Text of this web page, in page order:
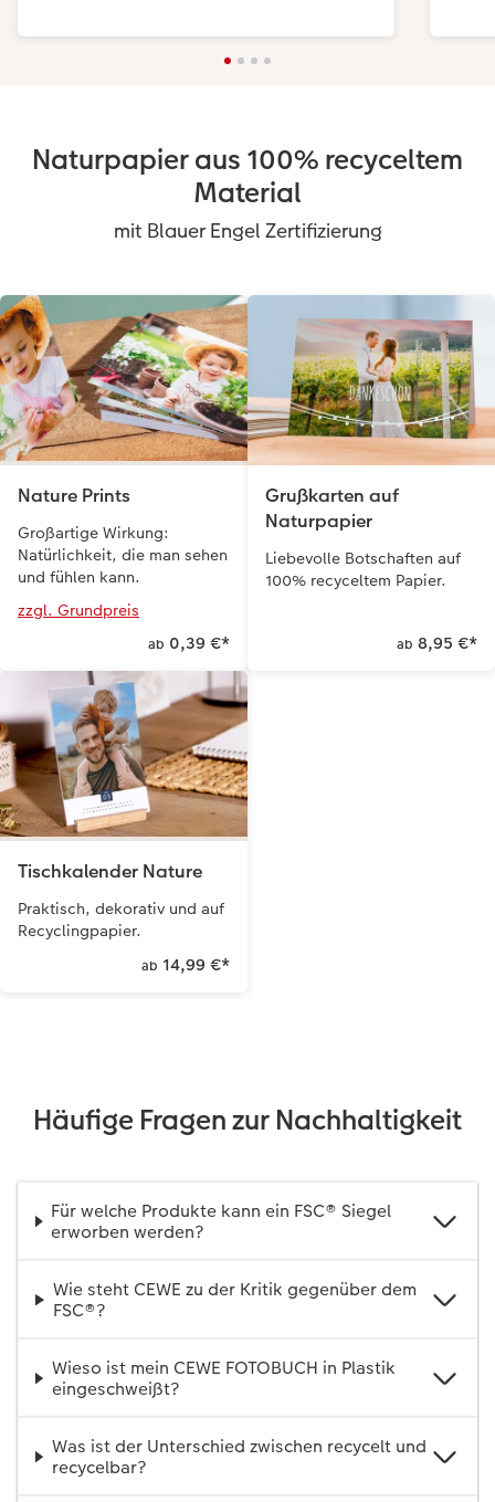
Naturpapier aus 100% recyceltem
Material
mit Blauer Engel Zertifizierung
Nature Prints
Großartige Wirkung:
Natürlichkeit, die man sehen
und fühlen kann.
zzgl. Grundpreis
ab 0,39 €*
Grußkarten auf
Naturpapier
Liebevolle Botschaften auf
100% recyceltem Papier.
ab 8,95 €*
Tischkalender Nature
Praktisch, dekorativ und auf
Recyclingpapier.
ab 14,99 €*
Häufige Fragen zur Nachhaltigkeit
Für welche Produkte kann ein FSC® Siegel
erworben werden?
Wie steht CEWE zu der Kritik gegenüber dem
FSC®?
Wieso ist mein CEWE FOTOBUCH in Plastik
eingeschweißt?
Was ist der Unterschied zwischen recycelt und
recycelbar?